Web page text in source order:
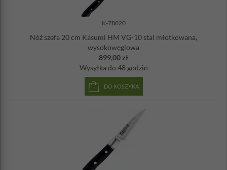
K-78020
Nóż szefa 20 cm Kasumi HM VG-10 stal młotkowana,
wysokowęglowa
899,00 zł
Wysyłka do 48 godzin
DO KOSZYKA